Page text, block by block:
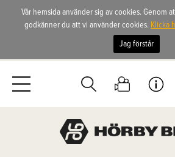
Vår hemsida använder sig av cookies. Genom
godkänner du att vi använder cookies. Klicka
Jag förstår